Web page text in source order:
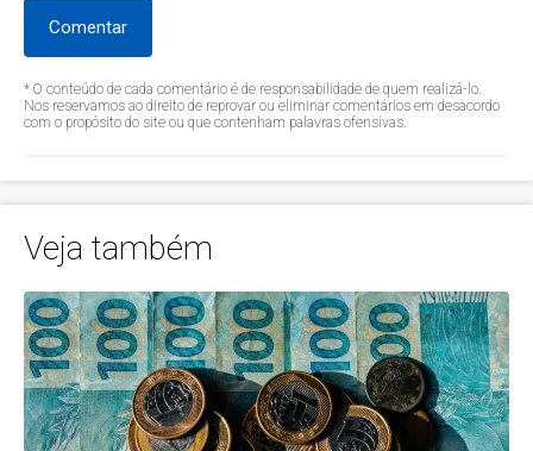
Comentar
* O conteúdo de cada comentário é de responsabilidade de quem realizá-lo.
Nos reservamos ao direito de reprovar ou eliminar comentários em desacordo
com o propósito do site ou que contenham palavras ofensivas.
Veja também